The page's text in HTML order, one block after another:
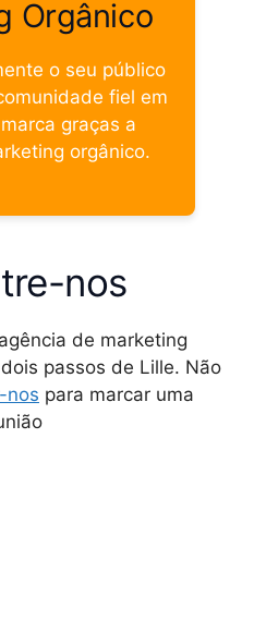
Orgânico
o seu público
fiel em
graças a
orgânico.
nos
de marketing
passos de Lille. Não
nos para marcar uma